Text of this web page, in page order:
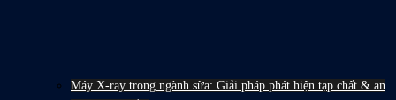
Máy X-ray trong ngành sữa: Giải pháp phát hiện tạp chất & an